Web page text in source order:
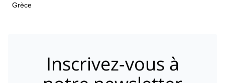
Grèce
Inscrivez-vous à